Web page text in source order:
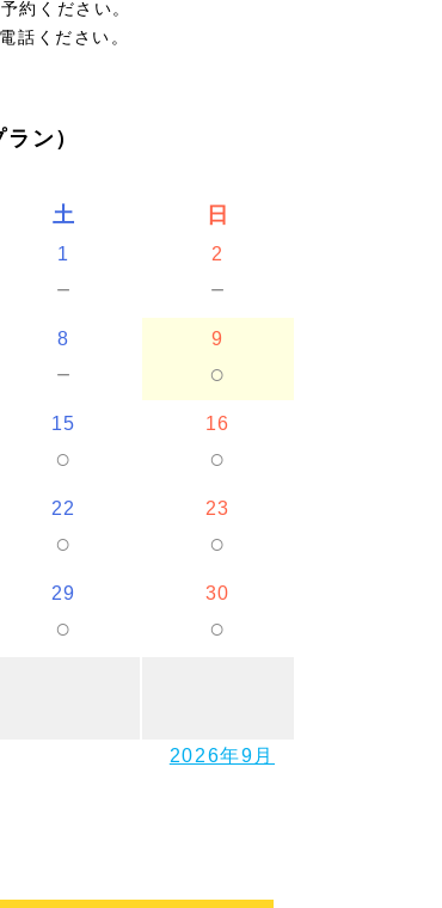
約ください。
ください。
ン）
土 日
1
－
2
－
8
－
9
○
15
○
16
○
22
○
23
○
29
○
30
○
2026年9月